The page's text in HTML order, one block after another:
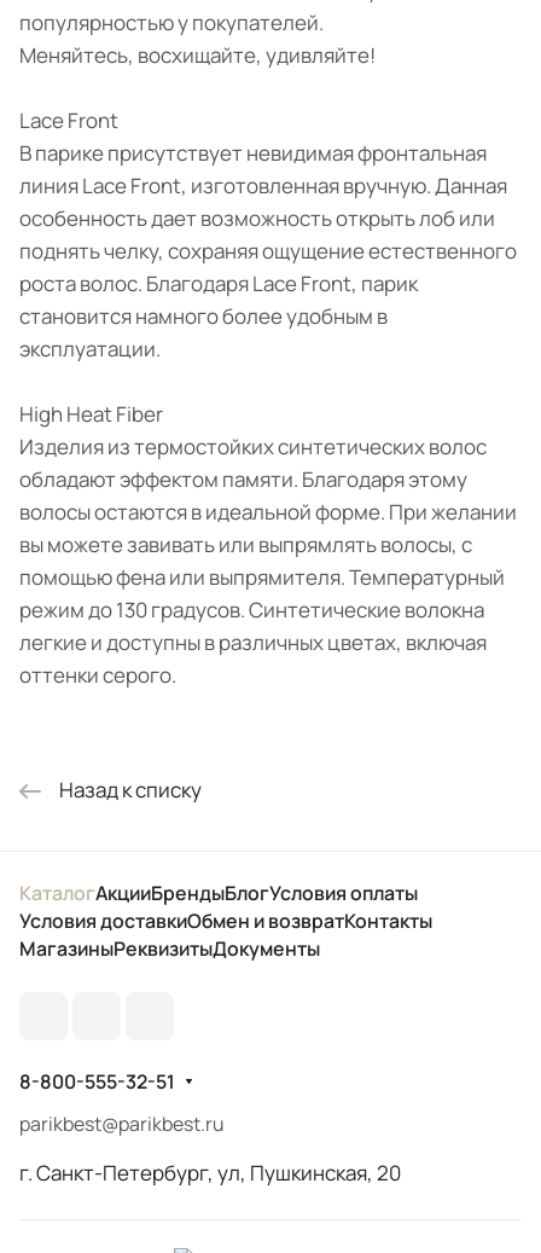
популярностью у покупателей.
Меняйтесь, восхищайте, удивляйте!
Lace Front
В парике присутствует невидимая фронтальная
линия Lace Front, изготовленная вручную. Данная
особенность дает возможность открыть лоб или
поднять челку, сохраняя ощущение естественного
роста волос. Благодаря Lace Front, парик
становится намного более удобным в
эксплуатации.
High Heat Fiber
Изделия из термостойких синтетических волос
обладают эффектом памяти. Благодаря этому
волосы остаются в идеальной форме. При желании
вы можете завивать или выпрямлять волосы, с
помощью фена или выпрямителя. Температурный
режим до 130 градусов. Синтетические волокна
легкие и доступны в различных цветах, включая
оттенки серого.
Назад к списку
КаталогАкцииБрендыБлогУсловия оплаты
Условия доставкиОбмен и возвратКонтакты
МагазиныРеквизитыДокументы
8-800-555-32-51
parikbest@parikbest.ru
г. Санкт-Петербург, ул, Пушкинская, 20